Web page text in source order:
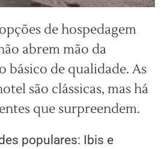
de hospedagem
abrem mão da
básico de qualidade. As
são clássicas, mas há
que surpreendem.
populares: Ibis e